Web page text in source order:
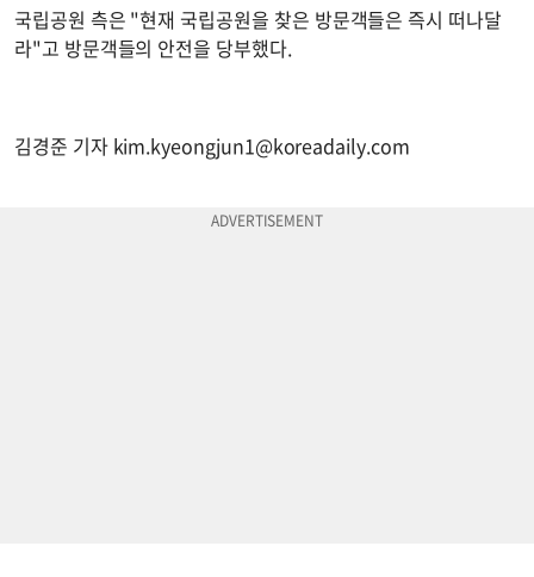
국립공원 측은 "현재 국립공원을 찾은 방문객들은 즉시 떠나달
라"고 방문객들의 안전을 당부했다.
김경준 기자 kim.kyeongjun1@koreadaily.com